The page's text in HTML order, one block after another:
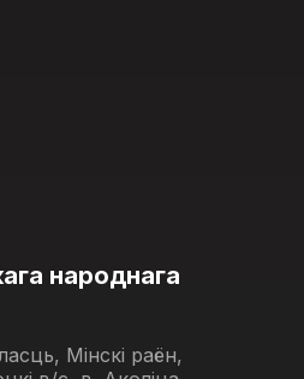
народнага
Мінскі раён,